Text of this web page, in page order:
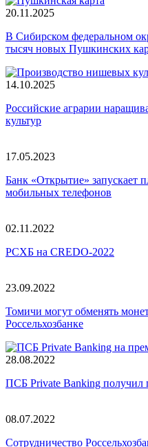
20.11.2025
В Сибирском федеральном
тысяч новых Пушкинских
14.10.2025
Российские аграрии
культур
17.05.2023
Банк «Открытие» запускает
мобильных телефонов
02.11.2022
РСХБ на CREDO-2022
23.09.2022
Томичи могут обменять
Россельхозбанке
28.08.2022
ПСБ Private Banking
08.07.2022
Сотрудничество